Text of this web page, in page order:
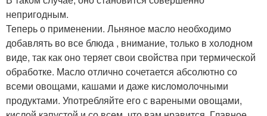
непригодным.
Теперь о применении. Льняное масло необходимо
добавлять во все блюда , внимание, только в холодном
виде, так как оно теряет свои свойства при термической
обработке. Масло отлично сочетается абсолютно со
всеми овощами, кашами и даже кисломолочными
продуктами. Употребляйте его с вареными овощами,